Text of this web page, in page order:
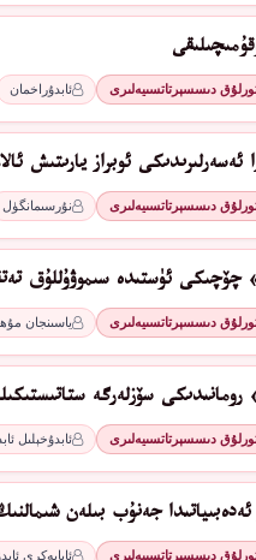
دىسسېرتاتسىيەلىرى ئابدۇراخمان
ئوبراز يارىتىش
دىسسېرتاتسىيەلىرى نۇرسىمانگۈل
چۆچىكى ئۈستىدە سىموۋۇللۇق
دىسسېرتاتسىيەلىرى ياسىنجان
رومانىدىكى سۆزلەرگە
دىسسېرتاتسىيەلىرى ئابدۇخېلىل
دىسسېرتاتسىيەلىرى ئابابەكرى